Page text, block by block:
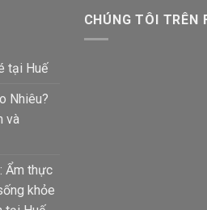
tại Huế
Nhiêu?
và
Ẩm thực
khỏe
CHÚNG TÔI TRÊN